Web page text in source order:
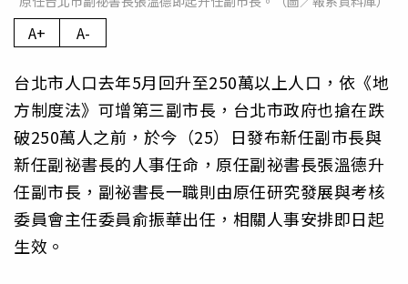
A+ A-
台北市人口去年5月回升至250萬以上人口，依《地
方制度法》可增第三副市長，台北市政府也搶在跌
破250萬人之前，於今（25）日發布新任副市長與
新任副祕書長的人事任命，原任副祕書長張溫德升
任副市長，副祕書長一職則由原任研究發展與考核
委員會主任委員俞振華出任，相關人事安排即日起
生效。